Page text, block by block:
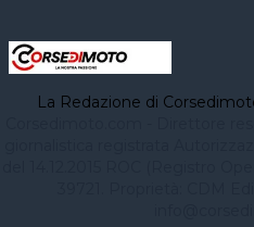
La Redazione di